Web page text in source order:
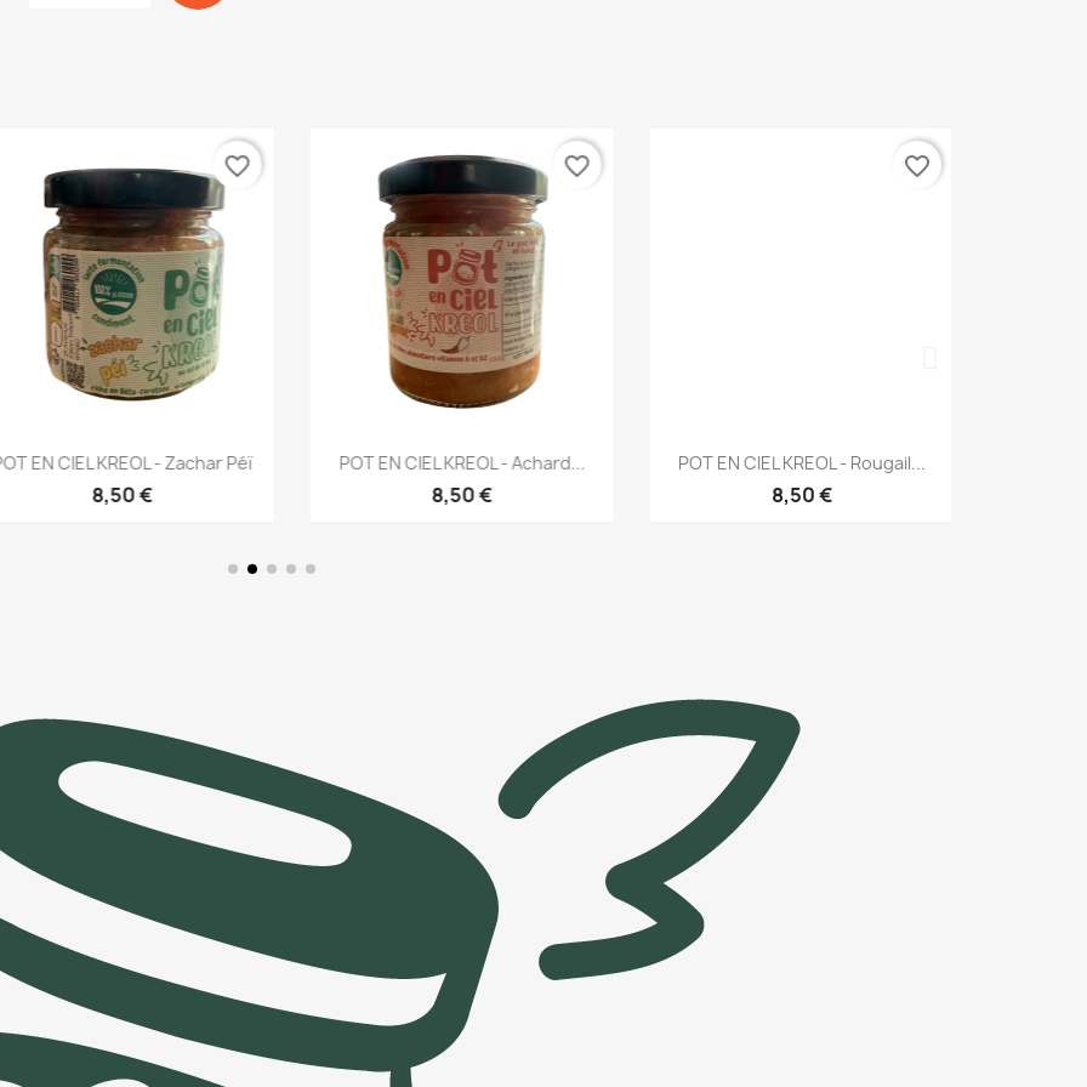
Aperçu rapide
EN CIEL KREOL - Zachar Péï
8,50 €
favorite_border
Aperçu rapide
POT EN CIEL KREOL - Achard...
8,50 €
favorite_border
Aperçu rapide
POT EN CIEL KREOL - Rougail...
8,50 €
favorite_border